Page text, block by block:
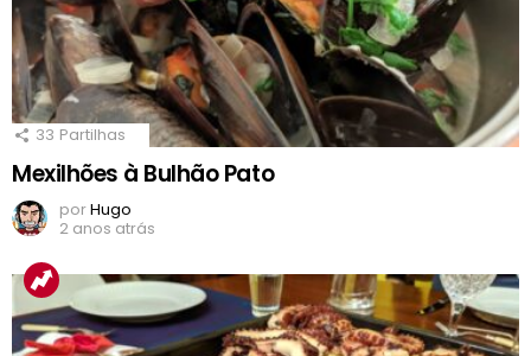
33 Partilhas
Mexilhões à Bulhão Pato
porHugo
2 anos atrás